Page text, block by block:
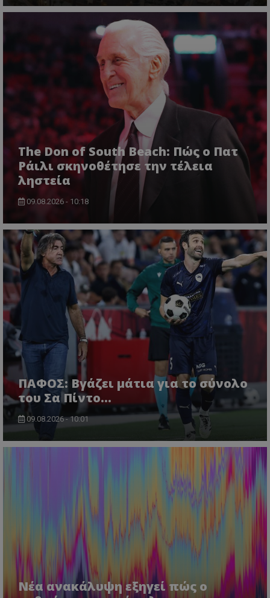
The Don of South Beach: Πώς ο Πατ
Ράιλι σκηνοθέτησε την τέλεια
ληστεία
09.08.2026 - 10:18
ΠΑΦΟΣ: Βγάζει μάτια για το σύνολο
του Σα Πίντο...
09.08.2026 - 10:01
Νέα ανακάλυψη εξηγεί πώς ο